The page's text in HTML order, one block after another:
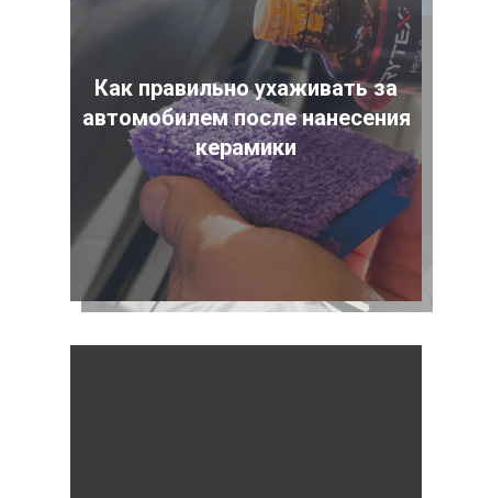
Как правильно ухаживать за
автомобилем после нанесения
керамики